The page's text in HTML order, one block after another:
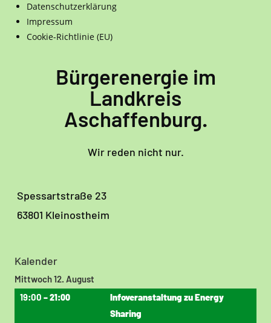
Datenschutzerklärung
Impressum
Cookie-Richtlinie (EU)
Bürgerenergie im
Landkreis
Aschaffenburg.
Wir reden nicht nur.
Spessartstraße 23
63801 Kleinostheim
Kalender
Mittwoch 12. August
19:00 – 21:00
Infoveranstaltung zu Energy
Sharing